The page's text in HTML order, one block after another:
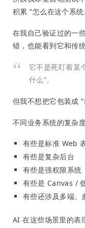
积累 “怎么在这个系统
在我自己验证过的一
错，也能看到它和传
它不是死盯着某
什么”。
但我不想把它包装成
不同业务系统的复杂
有些是标准 Web
有些是复杂后台
有些是强权限系统
有些是 Canvas /
有些还涉及多端、
AI 在这些场景里的表